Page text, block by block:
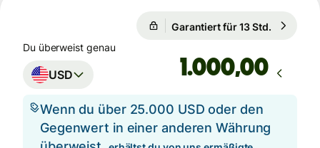
Garantiert für 13 Std.
Du überweist genau
USD ,00
Wenn du über 25.000 USD oder den
Gegenwert in einer anderen Währung